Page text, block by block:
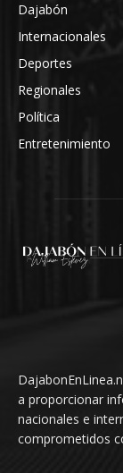
Dajabón
Internacionales
Deportes
Regionales
Política
Entretenimiento
a proporcionar
nacionales e
comprometidos